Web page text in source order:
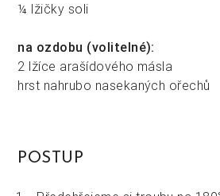
¼ lžičky soli
na ozdobu (volitelné):
2 lžíce arašídového másla
hrst nahrubo nasekaných ořechů
POSTUP